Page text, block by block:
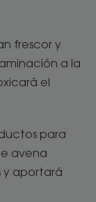
frescor y
a la
el
para
avena
y aportará